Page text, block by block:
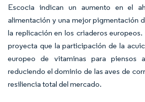
Escocia indican un aumento en el
alimentación y una mejor pigmentación
la replicación en los criaderos europeos.
proyecta que la participación de la
europeo de vitaminas para piensos
reduciendo el dominio de las aves de
resiliencia total del mercado.